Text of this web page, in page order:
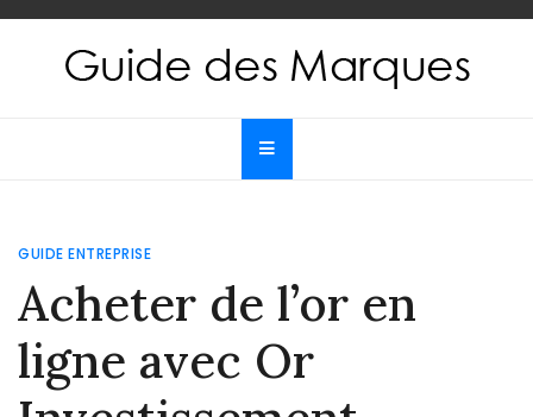
Skip
content
Guide des Marques
GUIDE ENTREPRISE
Acheter de l’or en
ligne avec Or